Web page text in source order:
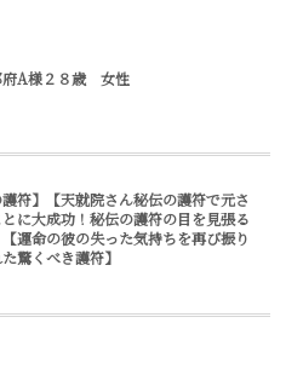
府A様２８歳 女性
護符】【天就院さん秘伝の護符で元さ
に大成功！秘伝の護符の目を見張る
運命の彼の失った気持ちを再び振り
驚くべき護符】